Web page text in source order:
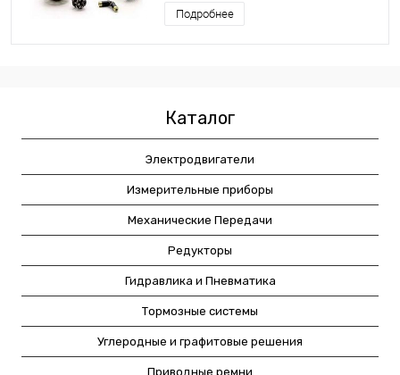
Подробнее
Каталог
Электродвигатели
Измерительные приборы
Механические Передачи
Редукторы
Гидравлика и Пневматика
Тормозные системы
Углеродные и графитовые решения
Приводные ремни